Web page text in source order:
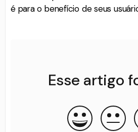
é para o benefício de seus
Esse artigo